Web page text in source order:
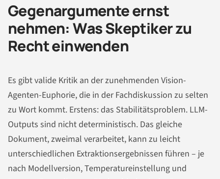
Gegenargumente ernst
nehmen: Was Skeptiker zu
Recht einwenden
Es gibt valide Kritik an der zunehmenden Vision-
Agenten-Euphorie, die in der Fachdiskussion zu selten
zu Wort kommt. Erstens: das Stabilitätsproblem. LLM-
Outputs sind nicht deterministisch. Das gleiche
Dokument, zweimal verarbeitet, kann zu leicht
unterschiedlichen Extraktionsergebnissen führen – je
nach Modellversion, Temperatureinstellung und